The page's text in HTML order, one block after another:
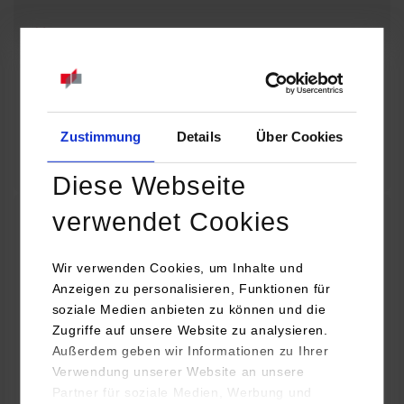
Zustimmung Details Über Cookies
Diese Webseite
verwendet Cookies
Wir verwenden Cookies, um Inhalte und
Anzeigen zu personalisieren, Funktionen für
soziale Medien anbieten zu können und die
Zugriffe auf unsere Website zu analysieren.
Außerdem geben wir Informationen zu Ihrer
Verwendung unserer Website an unsere
Partner für soziale Medien, Werbung und
Baue dir deine eigene Lichtorgel! Wie wird aus einer Idee ein
funktionierendes technisches Projekt? Entdecke die Welt der
Zum Event
32. Horber Sommerferienprogramm für Kinder
und Jugendliche: Mit Lego Education die Welt
der Autos entdecken
08.09.2026 - 08.09.2026
Hast du Lust, dein eigenes Auto zu bauen und zum Fahren zu